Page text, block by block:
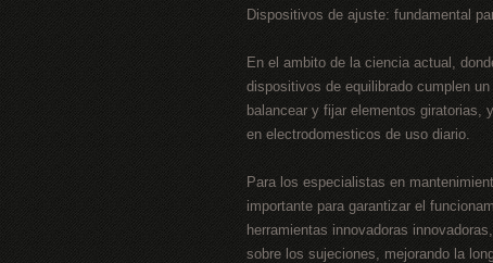
Dispositivos de ajuste: fundamental
En el ambito de la ciencia actual,
dispositivos de equilibrado cumplen
balancear y fijar elementos giratorias,
en electrodomesticos de uso diario.
Para los especialistas en
importante para garantizar el
herramientas innovadoras
sobre los sujeciones, mejorando la